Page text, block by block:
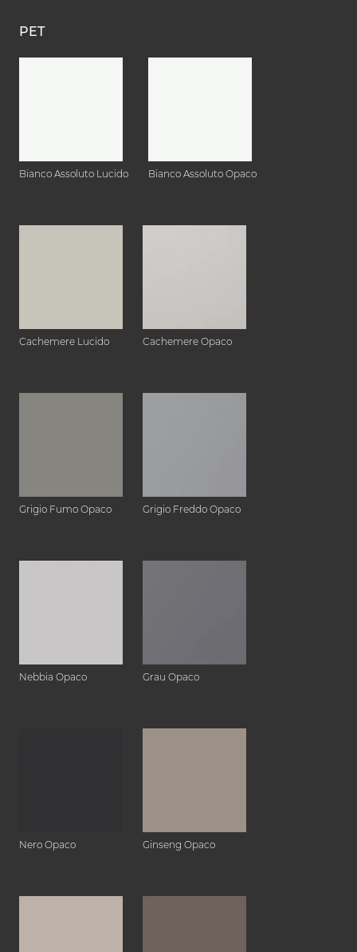
PET
Bianco Assoluto Lucido Bianco Assoluto Opaco
Cachemere Lucido Cachemere Opaco
Grigio Fumo Opaco Grigio Freddo Opaco
Nebbia Opaco Grau Opaco
Nero Opaco Ginseng Opaco